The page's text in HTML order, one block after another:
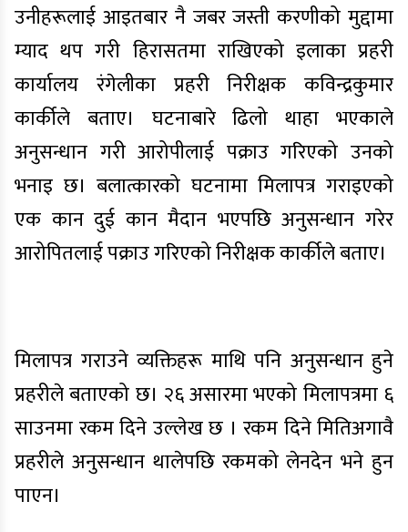
उनीहरूलाई आइतबार नै जबर जस्ती करणीको मुद्दामा
म्याद थप गरी हिरासतमा राखिएको इलाका प्रहरी
कार्यालय रंगेलीका प्रहरी निरीक्षक कविन्द्रकुमार
कार्कीले बताए। घटनाबारे ढिलो थाहा भएकाले
अनुसन्धान गरी आरोपीलाई पक्राउ गरिएको उनको
भनाइ छ। बलात्कारको घटनामा मिलापत्र गराइएको
एक कान दुई कान मैदान भएपछि अनुसन्धान गरेर
आरोपितलाई पक्राउ गरिएको निरीक्षक कार्कीले बताए।
मिलापत्र गराउने व्यक्तिहरू माथि पनि अनुसन्धान हुने
प्रहरीले बताएको छ। २६ असारमा भएको मिलापत्रमा ६
साउनमा रकम दिने उल्लेख छ । रकम दिने मितिअगावै
प्रहरीले अनुसन्धान थालेपछि रकमको लेनदेन भने हुन
पाएन।